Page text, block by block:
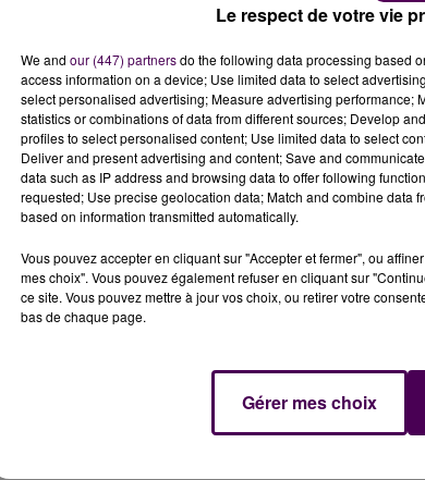
, réalisé par Frédéric Forestier et Antonin
à la campagne.
alentours. Le film réunit de célèbres noms de
Ladesou, Hakim Jemili etCamille Lou.
Le respect de votre vie
We and our (447) partnersdo the following data processing based
access information on a device; Use limited data to select
select personalised advertising; Measure advertising performance;
statistics or combinations of data from different sources; Develop
profiles to select personalised content; Use limited data to select
Deliver and present advertising and content; Save and
data such as IP address and browsing data to offer following
requested; Use precise geolocation data; Match and combine data
based on information transmitted automatically.
Vous pouvez accepter en cliquant sur "Accepter et fermer", ou
mes choix". Vous pouvez également refuser en cliquant sur
ce site. Vous pouvez mettre à jour vos choix, ou retirer votre
bas de chaque page.
Gérer mes choix